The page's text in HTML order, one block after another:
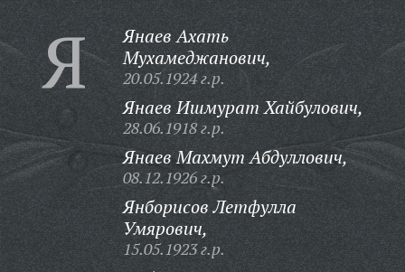
Я
Янаев Ахать
Мухамеджанович,
20.05.1924 г.р.
Янаев Ишмурат Хайбулович,
28.06.1918 г.р.
Янаев Махмут Абдуллович,
08.12.1926 г.р.
Янборисов Летфулла
Умярович,
15.05.1923 г.р.